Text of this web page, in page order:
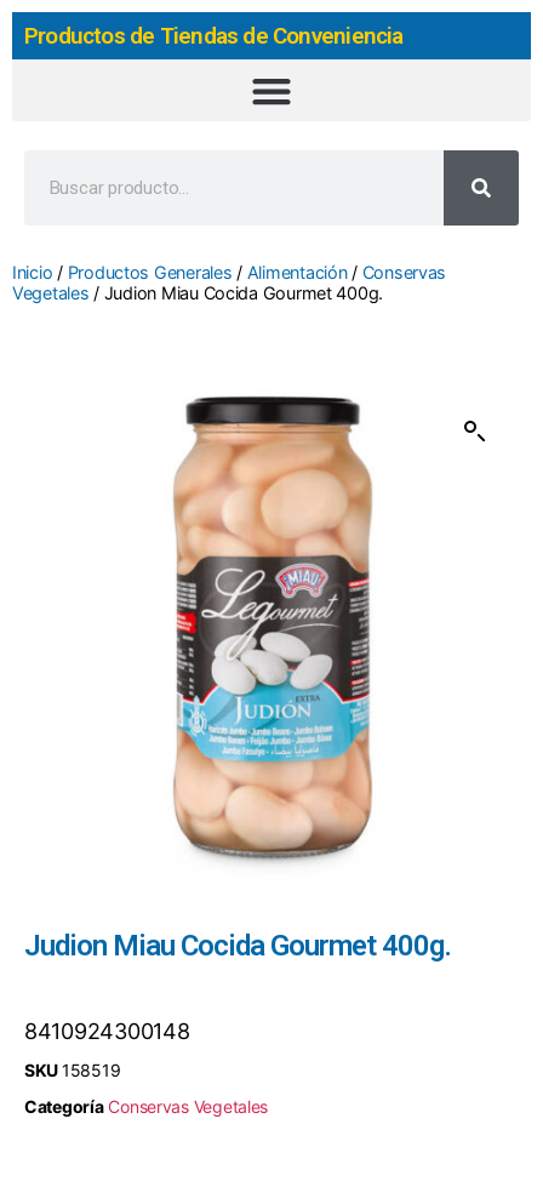
Productos de Tiendas de Conveniencia
Inicio / Productos Generales / Alimentación/ Conservas
Vegetales / Judion Miau Cocida Gourmet 400g.
Judion Miau Cocida Gourmet 400g.
8410924300148
SKU158519
Categoría Conservas Vegetales